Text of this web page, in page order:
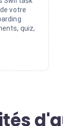
votre
quiz,